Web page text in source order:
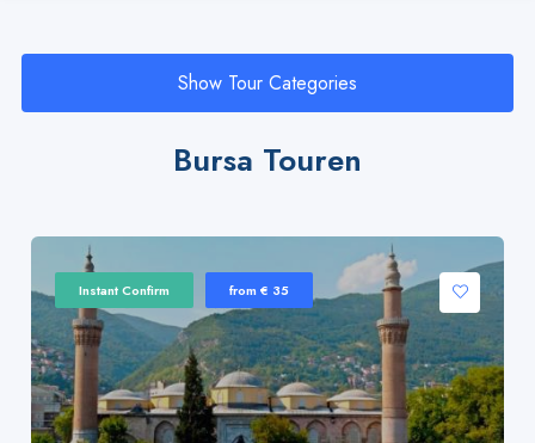
Show Tour Categories
Bursa Touren
Instant Confirm from € 35